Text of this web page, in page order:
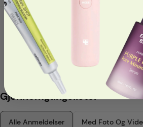
Gjennomgangslister
Alle Anmeldelser Med Foto Og